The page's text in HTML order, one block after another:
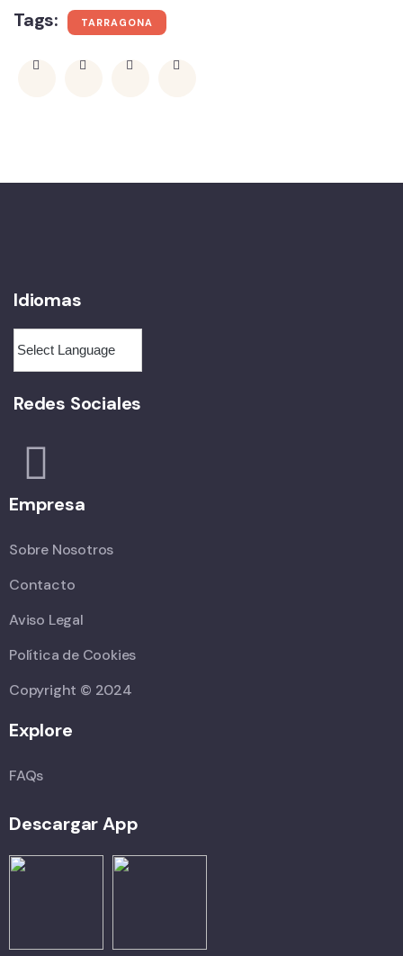
Tags: TARRAGONA
Idiomas
Redes Sociales
Empresa
Sobre Nosotros
Contacto
Aviso Legal
Política de Cookies
Copyright © 2024
Explore
FAQs
Descargar App